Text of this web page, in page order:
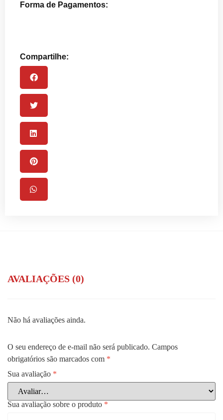
Forma de Pagamentos:
Compartilhe:
AVALIAÇÕES (0)
Não há avaliações ainda.
O seu endereço de e-mail não será publicado. Campos
obrigatórios são marcados com *
Sua avaliação *
Sua avaliação sobre o produto *